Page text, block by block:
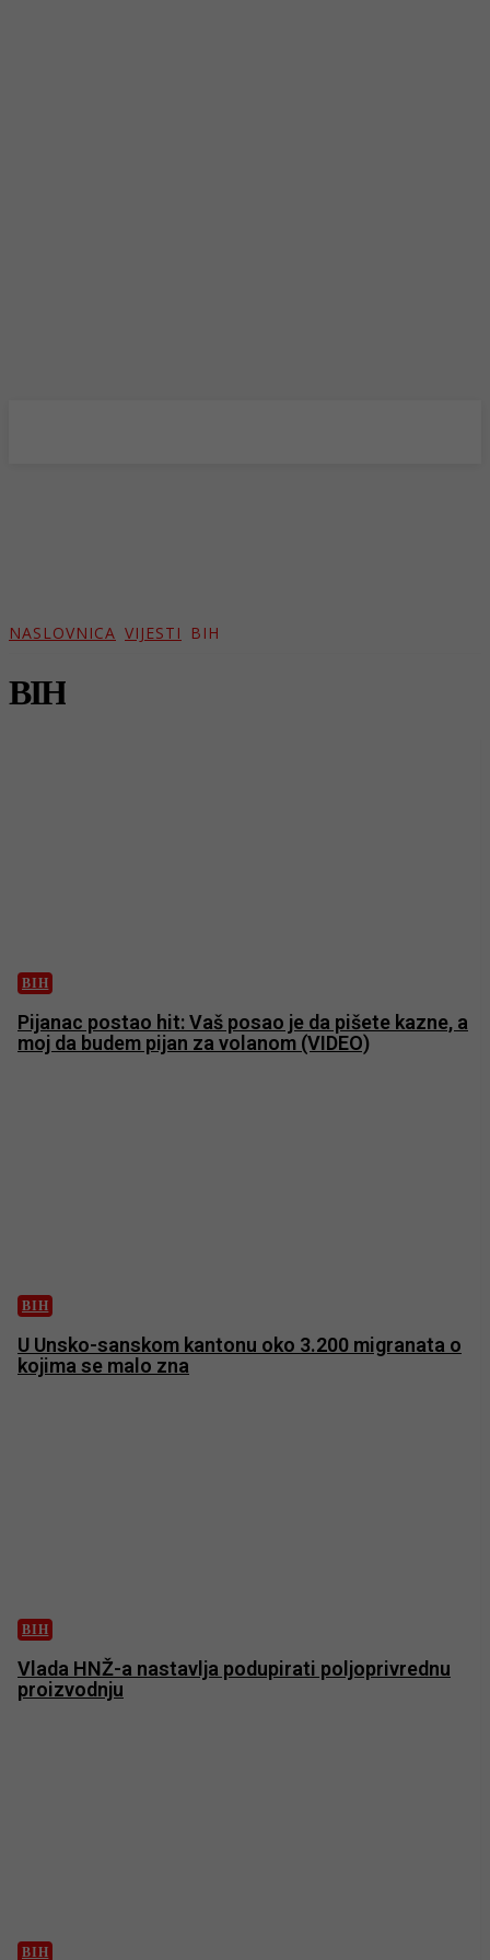
NASLOVNICA VIJESTI BIH
BIH
BIH
Pijanac postao hit: Vaš posao je da pišete kazne, a
moj da budem pijan za volanom (VIDEO)
BIH
U Unsko-sanskom kantonu oko 3.200 migranata o
kojima se malo zna
BIH
Vlada HNŽ-a nastavlja podupirati poljoprivrednu
proizvodnju
BIH